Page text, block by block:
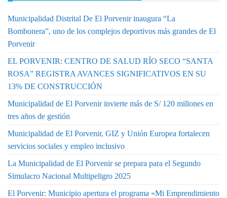
Municipalidad Distrital De El Porvenir inaugura “La
Bombonera”, uno de los complejos deportivos más grandes de El
Porvenir
EL PORVENIR: CENTRO DE SALUD RÍO SECO “SANTA
ROSA” REGISTRA AVANCES SIGNIFICATIVOS EN SU
13% DE CONSTRUCCIÓN
Municipalidad de El Porvenir invierte más de S/ 120 millones en
tres años de gestión
Municipalidad de El Porvenir, GIZ y Unión Europea fortalecen
servicios sociales y empleo inclusivo
La Municipalidad de El Porvenir se prepara para el Segundo
Simulacro Nacional Multipeligro 2025
El Porvenir: Municipio apertura el programa «Mi Emprendimiento